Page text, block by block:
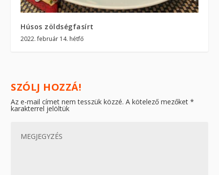
Húsos zöldségfasírt
2022. február 14. hétfő
SZÓLJ HOZZÁ!
Az e-mail címet nem tesszük közzé. A kötelező mezőket*
karakterrel jelöltük